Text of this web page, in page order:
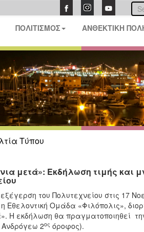
ΠΟΛΙΤΙΣΜΟΣ ΑΝΘΕΚΤΙΚΗ
Τύπου
μετά»: Εκδήλωση τιμής και
του Πολυτεχνείου στις 17
Εθελοντική Ομάδα «Φιλόπολις»,
Η εκδήλωση θα πραγματοποιηθεί
2ος όροφος).